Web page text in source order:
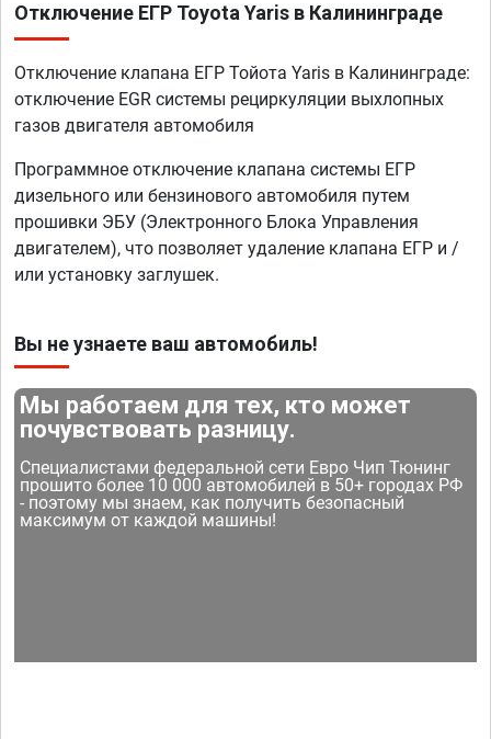
Отключение ЕГР Toyota Yaris в Калининграде
Отключение клапана ЕГР Тойота Yaris в Калининграде:
отключение EGR системы рециркуляции выхлопных
газов двигателя автомобиля
Программное отключение клапана системы ЕГР
дизельного или бензинового автомобиля путем
прошивки ЭБУ (Электронного Блока Управления
двигателем), что позволяет удаление клапана ЕГР и /
или установку заглушек.
Вы не узнаете ваш автомобиль!
Мы работаем для тех, кто может
почувствовать разницу.
Специалистами федеральной сети Евро Чип Тюнинг
прошито более 10 000 автомобилей в 50+ городах РФ
- поэтому мы знаем, как получить безопасный
максимум от каждой машины!